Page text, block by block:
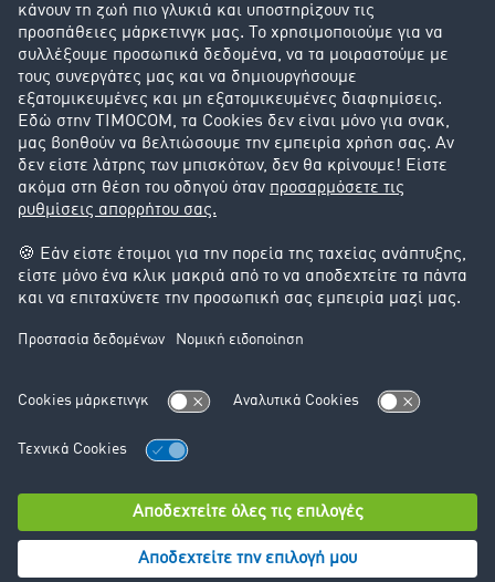
Οι πελάτες προσελκύουν πελάτες
Success Stories
Υποστήριξη
Υποστήριξη
Νομικά
Στοιχεία έκδοσης
Γενικοί Όροι Συναλλαγών
Ρυθμίσεις Cookie
© TIMOCOM GmbH 2024. Με την επιφύλαξη παντός
δικαιώματος